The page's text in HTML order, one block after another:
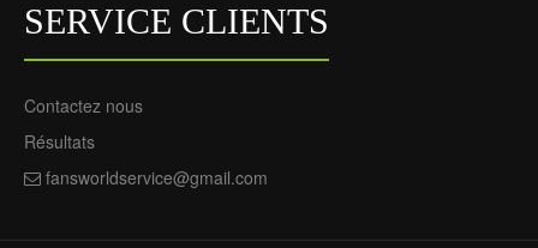
SERVICE CLIENTS
Contactez nous
Résultats
fansworldservice@gmail.com